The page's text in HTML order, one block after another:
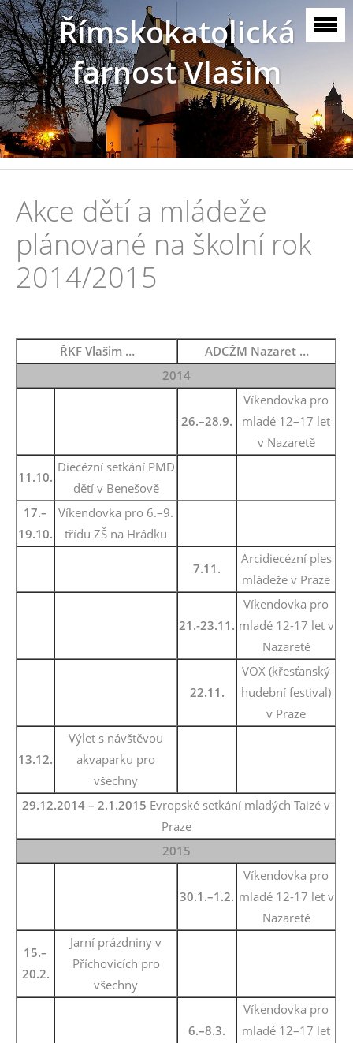
Římskokatolická
farnost Vlašim
Akce dětí a mládeže
plánované na školní rok
2014/2015
ŘKF Vlašim …
ADCŽM Nazaret …
2014
26.–28.9.
Víkendovka pro
mladé 12–17 let
v Nazaretě
11.10.
Diecézní setkání PMD
dětí v Benešově
17.–
19.10.
Víkendovka pro 6.–9.
třídu ZŠ na Hrádku
7.11.
Arcidiecézní ples
mládeže v Praze
21.-23.11.
Víkendovka pro
mladé 12-17 let v
Nazaretě
22.11.
VOX (křesťanský
hudební festival)
v Praze
13.12.
Výlet s návštěvou
akvaparku pro
všechny
29.12.2014 – 2.1.2015 Evropské setkání mladých Taizé v
Praze
2015
30.1.–1.2.
Víkendovka pro
mladé 12-17 let v
Nazaretě
15.–
20.2.
Jarní prázdniny v
Příchovicích pro
všechny
6.–8.3.
Víkendovka pro
mladé 12–17 let